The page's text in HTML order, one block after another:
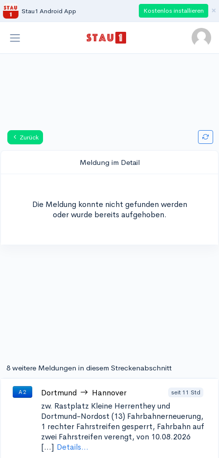
Stau1 Android App Kostenlos installieren ×
Zurück
Meldung im Detail
Die Meldung konnte nicht gefunden werden
oder wurde bereits aufgehoben.
8 weitere Meldungen in diesem Streckenabschnitt
A 2 Dortmund Hannover seit 11 Std
zw. Rastplatz Kleine Herrenthey und
Dortmund-Nordost (13) Fahrbahnerneuerung,
1 rechter Fahrstreifen gesperrt, Fahrbahn auf
zwei Fahrstreifen verengt, von 10.08.2026
[...] Details...